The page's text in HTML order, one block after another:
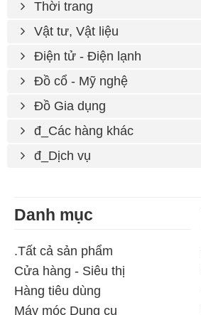
Thời trang
Vật tư, Vật liệu
Điện tử - Điện lạnh
Đồ cổ - Mỹ nghệ
Đồ Gia dụng
đ_Các hàng khác
đ_Dịch vụ
Danh mục
.Tất cả sản phẩm
Cửa hàng - Siêu thị
Hàng tiêu dùng
Máy móc Dụng cụ